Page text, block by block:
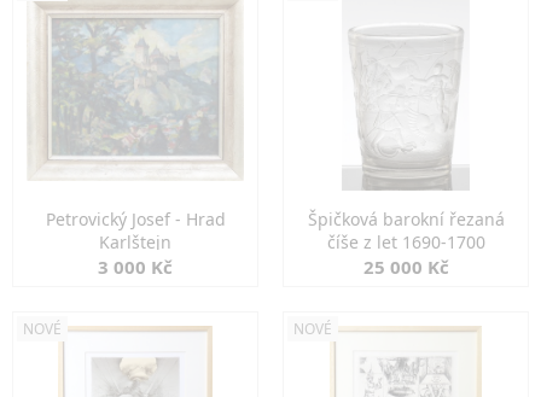
Petrovický Josef - Hrad
Karlštejn
3 000 Kč
Špičková barokní řezaná
číše z let 1690-1700
25 000 Kč
NOVÉ NOVÉ